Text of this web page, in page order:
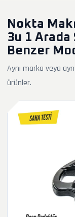
Nokta
3u 1
Benzer
Aynı marka veya
ürünler.